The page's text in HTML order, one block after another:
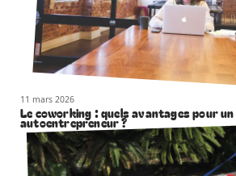
11 mars 2026
Le coworking : quels avantages pour un
autoentrepreneur ?